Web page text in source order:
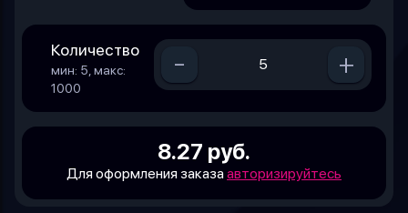
Количество
мин: 5, макс:
1000
- +
8.27 руб.
Для оформления заказаавторизируйтесь